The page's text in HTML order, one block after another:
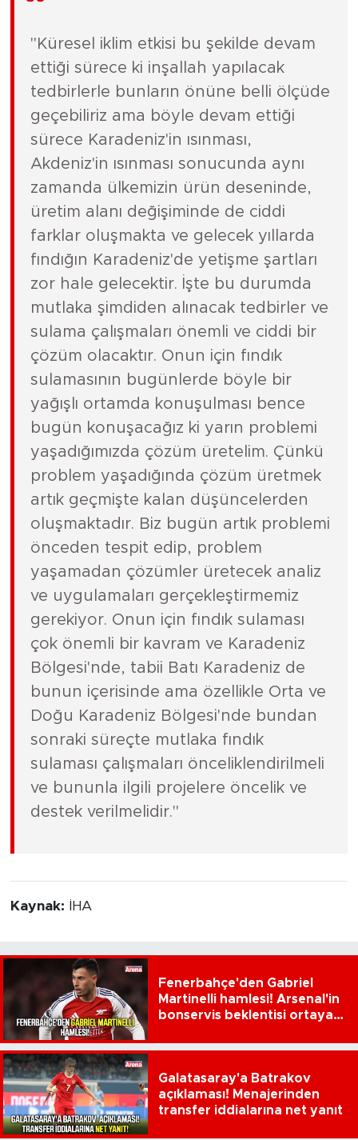
"Küresel iklim etkisi bu şekilde devam
ettiği sürece ki inşallah yapılacak
tedbirlerle bunların önüne belli ölçüde
geçebiliriz ama böyle devam ettiği
sürece Karadeniz'in ısınması,
Akdeniz'in ısınması sonucunda aynı
zamanda ülkemizin ürün deseninde,
üretim alanı değişiminde de ciddi
farklar oluşmakta ve gelecek yıllarda
fındığın Karadeniz'de yetişme şartları
zor hale gelecektir. İşte bu durumda
mutlaka şimdiden alınacak tedbirler ve
sulama çalışmaları önemli ve ciddi bir
çözüm olacaktır. Onun için fındık
sulamasının bugünlerde böyle bir
yağışlı ortamda konuşulması bence
bugün konuşacağız ki yarın problemi
yaşadığımızda çözüm üretelim. Çünkü
problem yaşadığında çözüm üretmek
artık geçmişte kalan düşüncelerden
oluşmaktadır. Biz bugün artık problemi
önceden tespit edip, problem
yaşamadan çözümler üretecek analiz
ve uygulamaları gerçekleştirmemiz
gerekiyor. Onun için fındık sulaması
çok önemli bir kavram ve Karadeniz
Bölgesi'nde, tabii Batı Karadeniz de
bunun içerisinde ama özellikle Orta ve
Doğu Karadeniz Bölgesi'nde bundan
sonraki süreçte mutlaka fındık
sulaması çalışmaları önceliklendirilmeli
ve bununla ilgili projelere öncelik ve
destek verilmelidir."
Kaynak: İHA
Fenerbahçe'den Gabriel
Martinelli hamlesi! Arsenal'in
bonservis beklentisi ortaya
Galatasaray'a Batrakov
açıklaması! Menajerinden
transfer iddialarına net yanıt